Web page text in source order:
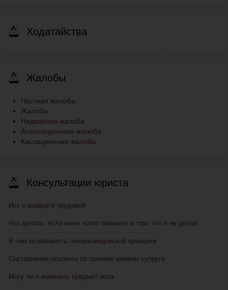
Ходатайства
Жалобы
Частная жалоба
Жалоба
Надзорная жалоба
Апелляционная жалоба
Кассационная жалоба
Консультации юриста
Иск о возврате трудовой
Что делать, если меня хотят обвинить в том, что я не делал
В чем особенность почерковедческой проверки
Составление искового по причине измены супруга
Могу ли я изменить предмет иска